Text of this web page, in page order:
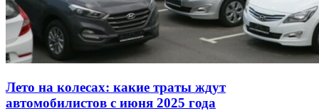
Лето на колесах: какие траты ждут
автомобилистов с июня 2025 года